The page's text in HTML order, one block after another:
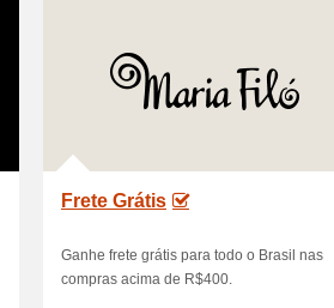
Frete Grátis
Ganhe frete grátis para todo o Brasil nas
compras acima de R$400.